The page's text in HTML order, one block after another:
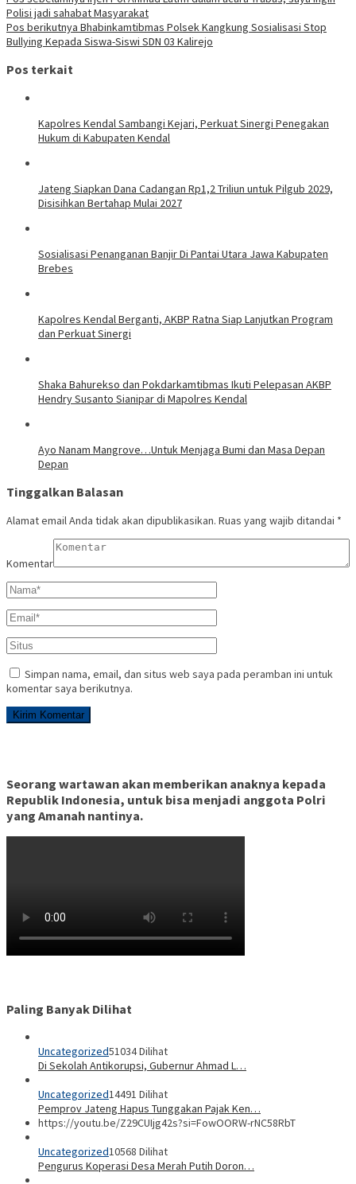
Polisi jadi sahabat Masyarakat
Pos berikutnya Bhabinkamtibmas Polsek Kangkung Sosialisasi Stop
Bullying Kepada Siswa-Siswi SDN 03 Kalirejo
Pos terkait
Kapolres Kendal Sambangi Kejari, Perkuat Sinergi Penegakan
Hukum di Kabupaten Kendal
Jateng Siapkan Dana Cadangan Rp1,2 Triliun untuk Pilgub 2029,
Disisihkan Bertahap Mulai 2027
Sosialisasi Penanganan Banjir Di Pantai Utara Jawa Kabupaten
Brebes
Kapolres Kendal Berganti, AKBP Ratna Siap Lanjutkan Program
dan Perkuat Sinergi
​Shaka Bahurekso dan Pokdarkamtibmas Ikuti Pelepasan AKBP
Hendry Susanto Sianipar di Mapolres Kendal
Ayo Nanam Mangrove…Untuk Menjaga Bumi dan Masa Depan
Depan
Tinggalkan Balasan
Alamat email Anda tidak akan dipublikasikan. Ruas yang wajib ditandai *
Komentar
Simpan nama, email, dan situs web saya pada peramban ini untuk
komentar saya berikutnya.
Seorang wartawan akan memberikan anaknya kepada
Republik Indonesia, untuk bisa menjadi anggota Polri
yang Amanah nantinya.
Paling Banyak Dilihat
Uncategorized51034 Dilihat
Di Sekolah Antikorupsi, Gubernur Ahmad L…
Uncategorized14491 Dilihat
Pemprov Jateng Hapus Tunggakan Pajak Ken…
https://youtu.be/Z29CUIjg42s?si=FowOORW-rNC58RbT
Uncategorized10568 Dilihat
Pengurus Koperasi Desa Merah Putih Doron…